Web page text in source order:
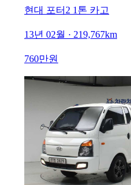
현대 포터2 1톤 카고
13년 02월 · 219,767km
760만원